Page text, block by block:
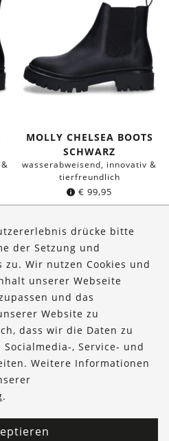
MOLLY CHELSEA BOOTS
SCHWARZ
wasserabweisend, innovativ &
tierfreundlich
€ 99,95
US
drücke bitte
der Setzung und
zu. Wir nutzen Cookies und
unserer Webseite
und das
Website zu
dass wir die Daten zu
, Service- und
Weitere Informationen
.